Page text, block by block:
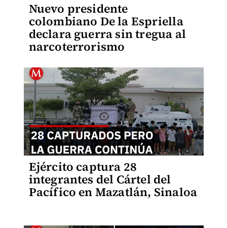
Nuevo presidente
colombiano De la Espriella
declara guerra sin tregua al
narcoterrorismo
Ejército captura 28
integrantes del Cártel del
Pacífico en Mazatlán, Sinaloa